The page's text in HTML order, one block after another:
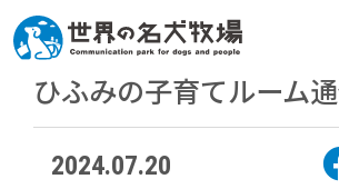
ひふみの子育てルーム
2024.07.20